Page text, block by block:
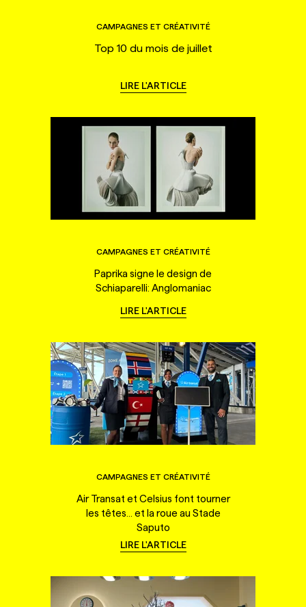
CAMPAGNES ET CRÉATIVITÉ
Top 10 du mois de juillet
LIRE L'ARTICLE
CAMPAGNES ET CRÉATIVITÉ
Paprika signe le design de
Schiaparelli: Anglomaniac
LIRE L'ARTICLE
CAMPAGNES ET CRÉATIVITÉ
Air Transat et Celsius font tourner
les têtes... et la roue au Stade
Saputo
LIRE L'ARTICLE